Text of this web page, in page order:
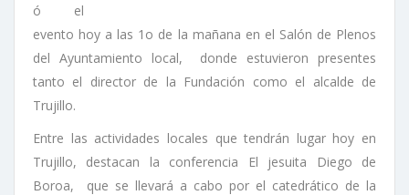
ó el
evento hoy a las 1o de la mañana en el Salón de Plenos
del Ayuntamiento local, donde estuvieron presentes
tanto el director de la Fundación como el alcalde de
Trujillo.
Entre las actividades locales que tendrán lugar hoy en
Trujillo, destacan la conferencia El jesuita Diego de
Boroa, que se llevará a cabo por el catedrático de la